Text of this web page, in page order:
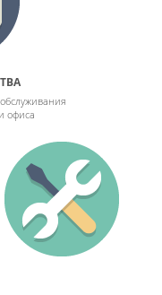
офиса